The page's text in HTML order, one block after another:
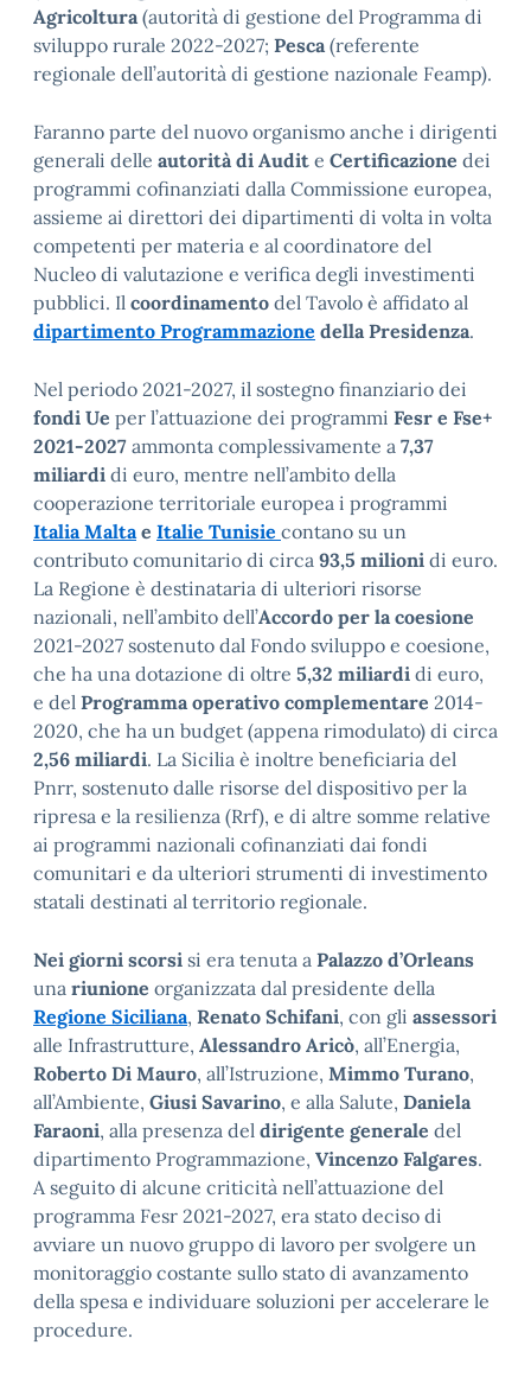
Agricoltura(autorità di gestione del Programma di
sviluppo rurale 2022-2027; Pesca(referente
regionale dell’autorità di gestione nazionale Feamp).
Faranno parte del nuovo organismo anche i dirigenti
generali delle autorità di Audit e Certificazione dei
programmi cofinanziati dalla Commissione europea,
assieme ai direttori dei dipartimenti di volta in volta
competenti per materia e al coordinatore del
Nucleo di valutazione e verifica degli investimenti
pubblici. Il coordinamento del Tavolo è affidato al
dipartimento Programmazione della Presidenza.
Nel periodo 2021-2027, il sostegno finanziario dei
fondi Ue per l’attuazione dei programmi Fesr e Fse+
2021-2027 ammonta complessivamente a 7,37
miliardi di euro, mentre nell’ambito della
cooperazione territoriale europea i programmi
Italia Maltae Italie Tunisie contano su un
contributo comunitario di circa 93,5 milioni di euro.
La Regione è destinataria di ulteriori risorse
nazionali, nell’ambito dell’Accordo per la coesione
2021-2027 sostenuto dal Fondo sviluppo e coesione,
che ha una dotazione di oltre 5,32 miliardi di euro,
e del Programma operativo complementare 2014-
2020, che ha un budget (appena rimodulato) di circa
2,56 miliardi. La Sicilia è inoltre beneficiaria del
Pnrr, sostenuto dalle risorse del dispositivo per la
ripresa e la resilienza (Rrf), e di altre somme relative
ai programmi nazionali cofinanziati dai fondi
comunitari e da ulteriori strumenti di investimento
statali destinati al territorio regionale.
Nei giorni scorsi si era tenuta a Palazzo d’Orleans
una riunione organizzata dal presidente della
Regione Siciliana, Renato Schifani, con gli assessori
alle Infrastrutture, Alessandro Aricò, all’Energia,
Roberto Di Mauro, all’Istruzione, Mimmo Turano,
all’Ambiente, Giusi Savarino, e alla Salute, Daniela
Faraoni, alla presenza del dirigente generale del
dipartimento Programmazione, Vincenzo Falgares.
A seguito di alcune criticità nell’attuazione del
programma Fesr 2021-2027, era stato deciso di
avviare un nuovo gruppo di lavoro per svolgere un
monitoraggio costante sullo stato di avanzamento
della spesa e individuare soluzioni per accelerare le
procedure.